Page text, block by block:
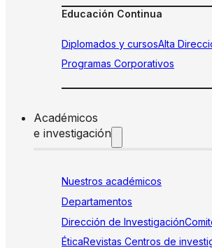
Educación Continua
Diplomados y cursosAlta
Programas Corporativos
Académicos
e investigación
Nuestros académicos
Departamentos
Dirección de Investigación
ÉticaRevistas Centros de